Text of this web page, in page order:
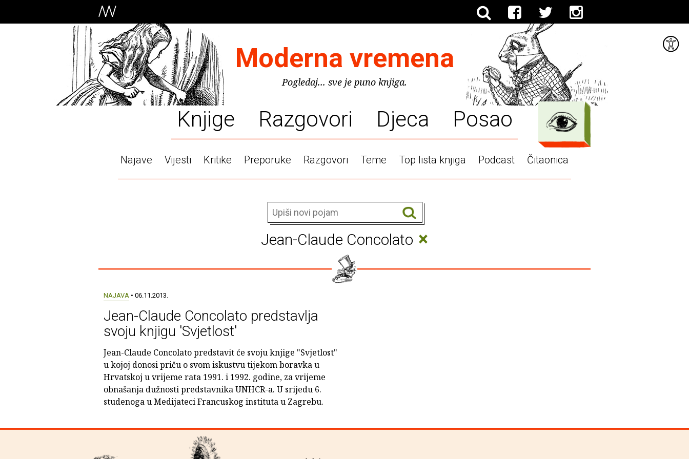
Moderna vremena
Pogledaj... sve je puno knjiga.
Knjige Razgovori Djeca Posao
Najave Vijesti Kritike Preporuke Razgovori Teme Top lista knjiga Podcast Čitaonica
Jean-Claude Concolato ×
NAJAVA• 06.11.2013.
Jean-Claude Concolato predstavlja
svoju knjigu 'Svjetlost'
Jean-Claude Concolato predstavit će svoju knjige "Svjetlost"
u kojoj donosi priču o svom iskustvu tijekom boravka u
Hrvatskoj u vrijeme rata 1991. i 1992. godine, za vrijeme
obnašanja dužnosti predstavnika UNHCR-a. U srijedu 6.
studenoga u Medijateci Francuskog instituta u Zagrebu.